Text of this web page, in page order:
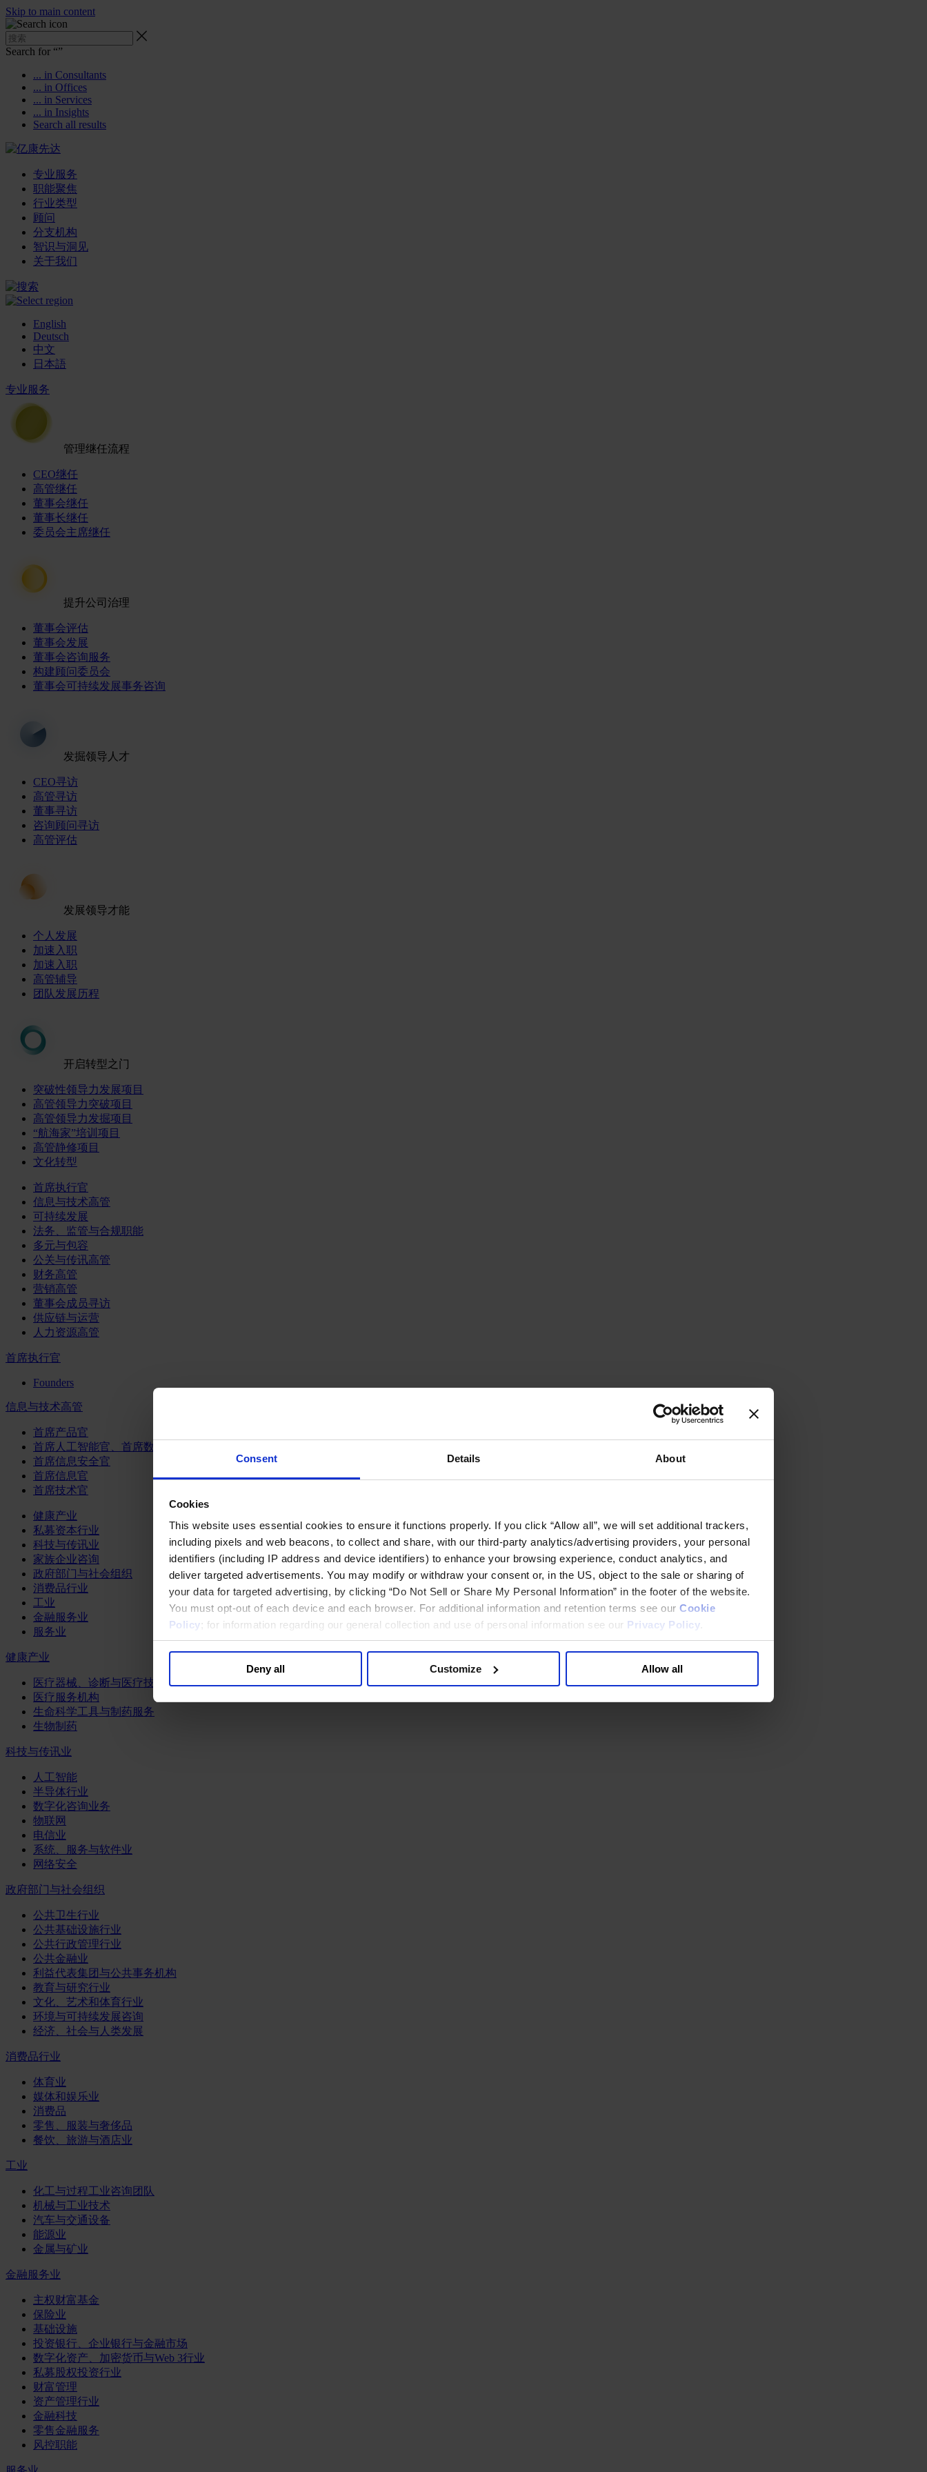
Consent Details About
Cookies
This website uses essential cookies to ensure it functions properly. If you click “Allow all”, we will set additional trackers,
including pixels and web beacons, to collect and share, with our third-party analytics/advertising providers, your personal
identifiers (including IP address and device identifiers) to enhance your browsing experience, conduct analytics, and
deliver targeted advertisements. You may modify or withdraw your consent or, in the US, object to the sale or sharing of
your data for targeted advertising, by clicking “Do Not Sell or Share My Personal Information” in the footer of the website.
You must opt-out of each device and each browser. For additional information and retention terms see our Cookie
Policy; for information regarding our general collection and use of personal information see our Privacy Policy
Deny all Customize Allow all
Skip to main content
Search for “”
... in Consultants
... in Offices
... in Services
... in Insights
Search all results
专业服务
职能聚焦
行业类型
顾问
分支机构
智识与洞见
关于我们
English
Deutsch
中文
日本語
专业服务
管理继任流程
CEO继任
高管继任
董事会继任
董事长继任
委员会主席继任
提升公司治理
董事会评估
董事会发展
董事会咨询服务
构建顾问委员会
董事会可持续发展事务咨询
发掘领导人才
CEO寻访
高管寻访
董事寻访
咨询顾问寻访
高管评估
发展领导才能
个人发展
加速入职
加速入职
高管辅导
团队发展历程
开启转型之门
突破性领导力发展项目
高管领导力突破项目
高管领导力发掘项目
“航海家”培训项目
高管静修项目
文化转型
首席执行官
信息与技术高管
可持续发展
法务、监管与合规职能
多元与包容
公关与传讯高管
财务高管
营销高管
董事会成员寻访
供应链与运营
人力资源高管
首席执行官
Founders
信息与技术高管
首席产品官
首席人工智能官、首席数据官和首席数据解析官
首席信息安全官
首席信息官
首席技术官
健康产业
私募资本行业
科技与传讯业
家族企业咨询
政府部门与社会组织
消费品行业
工业
金融服务业
服务业
健康产业
医疗器械、诊断与医疗技术
医疗服务机构
生命科学工具与制药服务
生物制药
科技与传讯业
人工智能
半导体行业
数字化咨询业务
物联网
电信业
系统、服务与软件业
网络安全
政府部门与社会组织
公共卫生行业
公共基础设施行业
公共行政管理行业
公共金融业
利益代表集团与公共事务机构
教育与研究行业
文化、艺术和体育行业
环境与可持续发展咨询
经济、社会与人类发展
消费品行业
体育业
媒体和娱乐业
消费品
零售、服装与奢侈品
餐饮、旅游与酒店业
工业
化工与过程工业咨询团队
机械与工业技术
汽车与交通设备
能源业
金属与矿业
金融服务业
主权财富基金
保险业
基础设施
投资银行、企业银行与金融市场
数字化资产、加密货币与Web 3行业
私募股权投资行业
财富管理
资产管理行业
金融科技
零售金融服务
风控职能